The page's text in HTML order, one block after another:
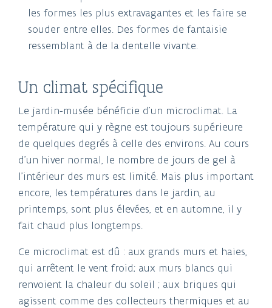
les formes les plus extravagantes et les faire se
souder entre elles. Des formes de fantaisie
ressemblant à de la dentelle vivante.
Un climat spécifique
Le jardin-musée bénéficie d’un microclimat. La
température qui y règne est toujours supérieure
de quelques degrés à celle des environs. Au cours
d’un hiver normal, le nombre de jours de gel à
l’intérieur des murs est limité. Mais plus important
encore, les températures dans le jardin, au
printemps, sont plus élevées, et en automne, il y
fait chaud plus longtemps.
Ce microclimat est dû : aux grands murs et haies,
qui arrêtent le vent froid; aux murs blancs qui
renvoient la chaleur du soleil ; aux briques qui
agissent comme des collecteurs thermiques et au